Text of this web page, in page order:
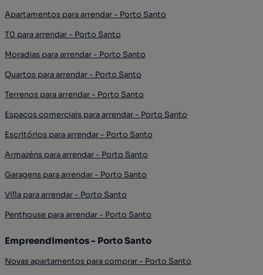
Apartamentos para arrendar - Porto Santo
T0 para arrendar - Porto Santo
Moradias para arrendar - Porto Santo
Quartos para arrendar - Porto Santo
Terrenos para arrendar - Porto Santo
Espaços comerciais para arrendar - Porto Santo
Escritórios para arrendar - Porto Santo
Armazéns para arrendar - Porto Santo
Garagens para arrendar - Porto Santo
Villa para arrendar - Porto Santo
Penthouse para arrendar - Porto Santo
Empreendimentos - Porto Santo
Novas apartamentos para comprar - Porto Santo